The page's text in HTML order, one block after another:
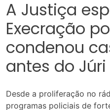
A Justiça
Execração
condenou
antes do Júri
Desde a proliferação no
programas policiais de